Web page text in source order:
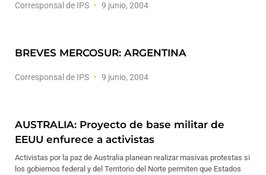
Corresponsal de IPS 9 junio, 2004
BREVES MERCOSUR: ARGENTINA
Corresponsal de IPS 9 junio, 2004
AUSTRALIA: Proyecto de base militar de
EEUU enfurece a activistas
Activistas por la paz de Australia planean realizar masivas protestas si
los gobiernos federal y del Territorio del Norte permiten que Estados